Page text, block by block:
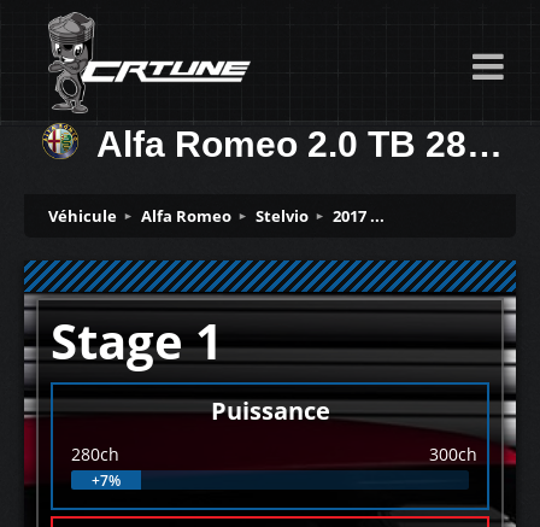
Alfa Romeo 2.0 TB 280ch
Véhicule Alfa Romeo Stelvio 2017 ...
Stage 1
Puissance
280ch 300ch
+7%